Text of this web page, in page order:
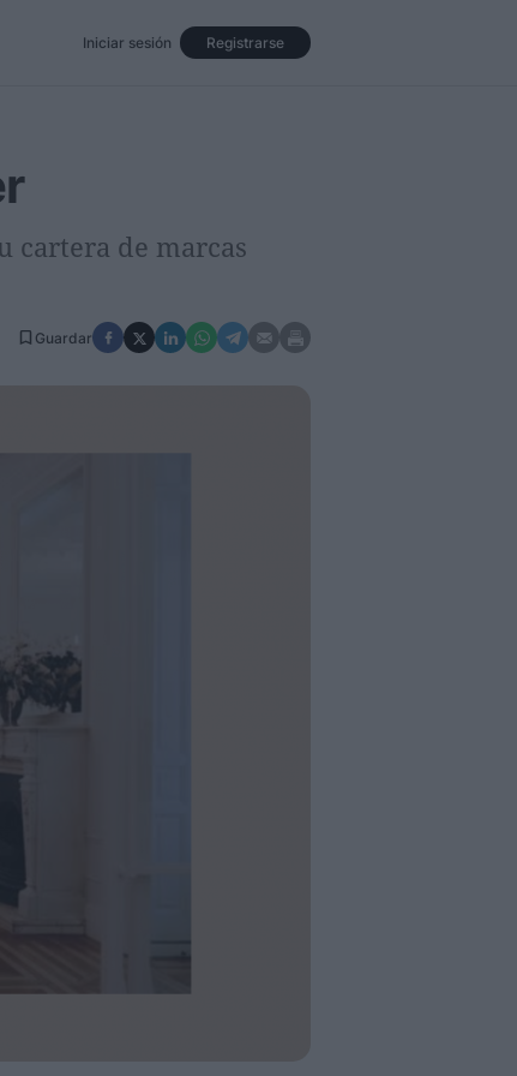
Registrarse
Iniciar sesión
cartera de marcas
Guardar